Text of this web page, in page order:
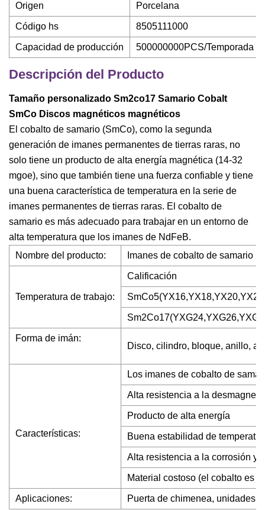
Origen Porcelana
Código hs 8505111000
Capacidad de producción 500000000PCS/Temporada
Descripción del Producto
Tamaño personalizado Sm2co17 Samario Cobalt
SmCo Discos magnéticos magnéticos
El cobalto de samario (SmCo), como la segunda
generación de imanes permanentes de tierras raras, no
solo tiene un producto de alta energía magnética (14-32
mgoe), sino que también tiene una fuerza confiable y tiene
una buena característica de temperatura en la serie de
imanes permanentes de tierras raras. El cobalto de
samario es más adecuado para trabajar en un entorno de
alta temperatura que los imanes de NdFeB.
Nombre del producto:
Imanes de cobalto de samario
Temperatura de trabajo:
Calificación
Forma de imán:
Disco, cilindro, bloque, anillo,
Características:
Los imanes de cobalto de
Alta resistencia a la
Producto de alta energía
Buena estabilidad de
Alta resistencia a la corrosión y
Material costoso (el cobalto es
Aplicaciones: Puerta de chimenea, unidades